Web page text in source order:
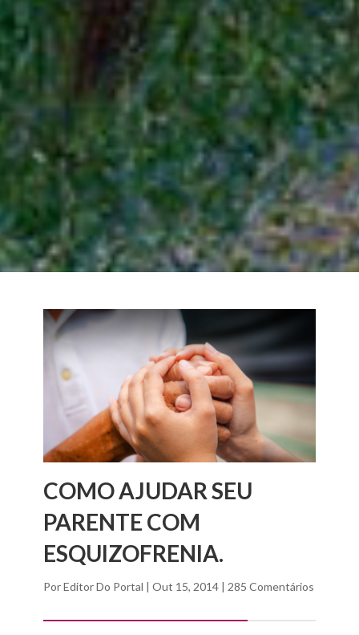
COMO AJUDAR SEU
PARENTE COM
ESQUIZOFRENIA.
PorEditor Do Portal |Out 15, 2014 | 285 Comentários